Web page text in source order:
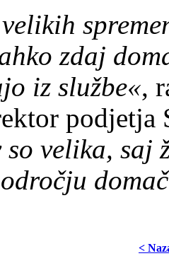
zdaj
iz službe«,
podjetja
velika, saj
<